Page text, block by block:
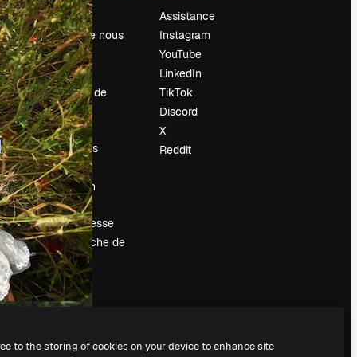
Prix
À propos de nous
Avis
Carrières
Tendances de
recherche
Blog
Événements
Slidesgo
Vendre mon
contenu
Salle de presse
À la recherche de
magnific.ai
Assistance
Instagram
YouTube
LinkedIn
TikTok
Discord
X
Reddit
to the storing of cookies on your device to enhance site